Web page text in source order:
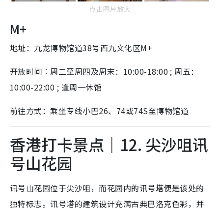
点击图片放大
M+
地址：九龙博物馆道38号西九文化区M+
开放时间︰周二至周四及周末：10:00-18:00 ; 周五：
10:00-22:00 ; 逢周一休馆
前往方式：乘坐专线小巴26、74或74S至博物馆道
香港打卡景点｜12. 尖沙咀讯
号山花园
讯号山花园位于尖沙咀，而花园内的讯号塔便是该处的
独特标志。讯号塔的建筑设计充满古典巴洛克色彩，并